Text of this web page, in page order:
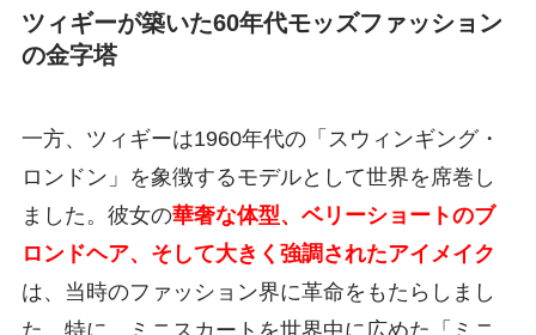
ツィギーが築いた60年代モッズファッション
の金字塔
一方、ツィギーは1960年代の「スウィンギング・
ロンドン」を象徴するモデルとして世界を席巻し
ました。彼女の華奢な体型、ベリーショートのブ
ロンドヘア、そして大きく強調されたアイメイク
は、当時のファッション界に革命をもたらしまし
た。特に、ミニスカートを世界中に広めた「ミニ